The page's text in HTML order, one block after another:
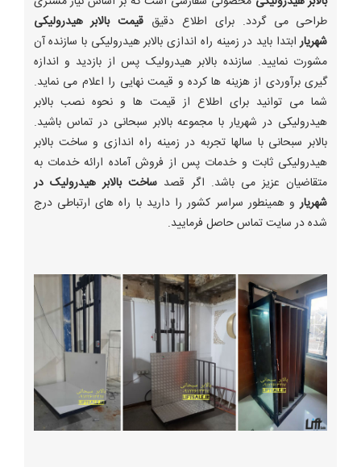
طراحی می گردد. برای اطلاع دقیق قیمت بالابر هیدرولیکی
شهریارابتدا باید در زمینه راه اندازی بالابر هیدرولیکی با سازنده آن
مشورت نمایید. سازنده بالابر هیدرولیک پس از بازدید و اندازه
گیری برآوردی از هزینه ها کرده و قیمت نهایی را اعلام می نماید.
شما می توانید برای اطلاع از قیمت ها و نحوه نصب بالابر
هیدرولیکی در شهریار با مجموعه بالابر سبحانی در تماس باشید.
بالابر سبحانی با سالها تجربه در زمینه راه اندازی و ساخت بالابر
هیدرولیکی ثابت و خدمات پس از فروش آماده ارائه خدمات به
متقاضیان عزیز می باشد. اگر قصد ساخت بالابر هیدرولیک در
شهریارو همینطور سراسر کشور را دارید با راه های ارتباطی درج
شده در سایت تماس حاصل فرمایید.